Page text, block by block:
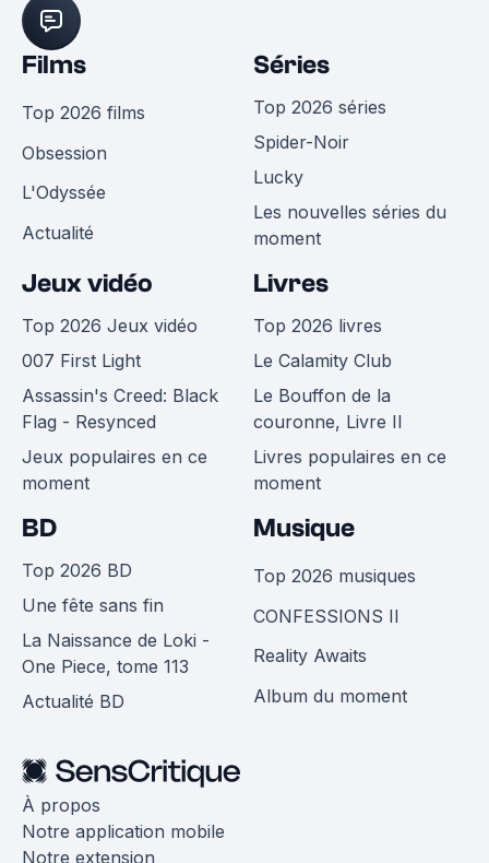
Films
Top 2026 films
Obsession
L'Odyssée
Actualité
Séries
Top 2026 séries
Spider-Noir
Lucky
Les nouvelles séries du
moment
Jeux vidéo
Top 2026 Jeux vidéo
007 First Light
Assassin's Creed: Black
Flag - Resynced
Jeux populaires en ce
moment
Livres
Top 2026 livres
Le Calamity Club
Le Bouffon de la
couronne, Livre II
Livres populaires en ce
moment
BD
Top 2026 BD
Une fête sans fin
La Naissance de Loki -
One Piece, tome 113
Actualité BD
Musique
Top 2026 musiques
CONFESSIONS II
Reality Awaits
Album du moment
À propos
Notre application mobile
Notre extension